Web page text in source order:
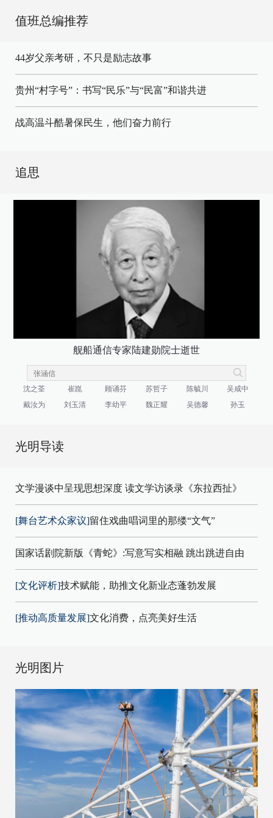
值班总编推荐
44岁父亲考研，不只是励志故事
贵州“村字号”：书写“民乐”与“民富”和谐共进
战高温斗酷暑保民生，他们奋力前行
追思
舰船通信专家陆建勋院士逝世
沈之荃 崔崑 顾诵芬 苏哲子 陈毓川
吴咸中
戴汝为
刘玉清 李幼平 魏正耀 吴德馨 孙玉
光明导读
文学漫谈中呈现思想深度 读文学访谈录《东拉西扯》
[舞台艺术众家议]留住戏曲唱词里的那缕“文气”
国家话剧院新版《青蛇》:写意写实相融 跳出跳进自由
[文化评析]技术赋能，助推文化新业态蓬勃发展
[推动高质量发展]文化消费，点亮美好生活
光明图片